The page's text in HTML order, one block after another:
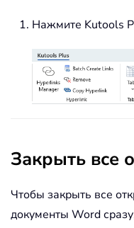
Нажмите Kutools
Закрыть все
Чтобы закрыть все
документы Word